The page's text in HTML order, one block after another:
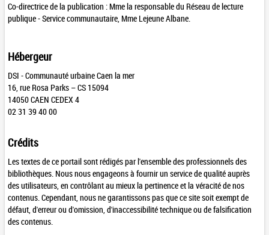
Co-directrice de la publication : Mme la responsable du Réseau de lecture
publique - Service communautaire, Mme Lejeune Albane.
Hébergeur
DSI - Communauté urbaine Caen la mer
16, rue Rosa Parks – CS 15094
14050 CAEN CEDEX 4
02 31 39 40 00
Crédits
Les textes de ce portail sont rédigés par l'ensemble des professionnels des
bibliothèques. Nous nous engageons à fournir un service de qualité auprès
des utilisateurs, en contrôlant au mieux la pertinence et la véracité de nos
contenus. Cependant, nous ne garantissons pas que ce site soit exempt de
défaut, d'erreur ou d'omission, d'inaccessibilité technique ou de falsification
des contenus.